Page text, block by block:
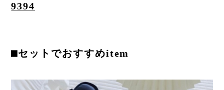
9394
⬛︎セットでおすすめitem